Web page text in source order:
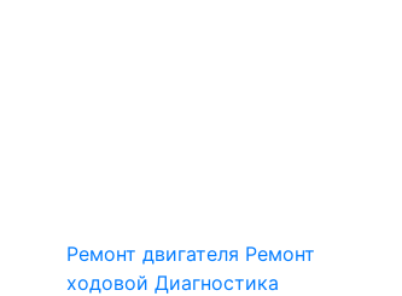
Ремонт двигателя Ремонт
ходовой Диагностика